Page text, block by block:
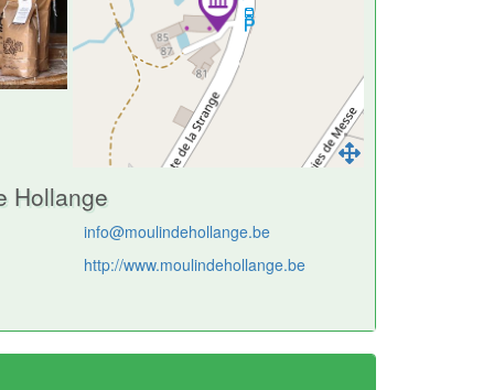
Hollange
info@moulindehollange.be
http://www.moulindehollange.be